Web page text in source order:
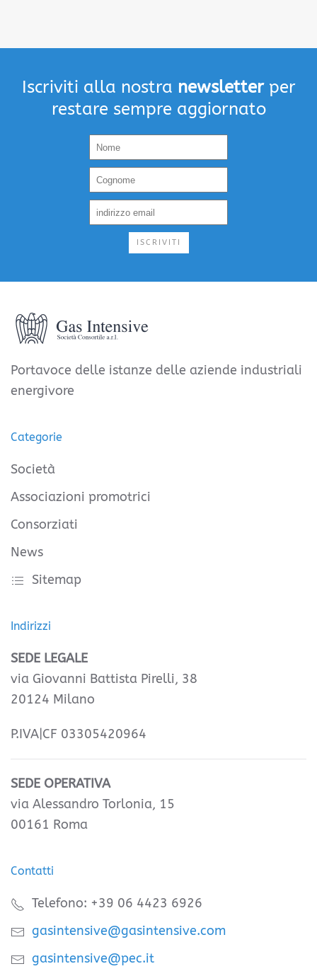
Iscriviti alla nostra newsletterper
restare sempre aggiornato
ISCRIVITI
Portavoce delle istanze delle aziende industriali
energivore
Categorie
Società
Associazioni promotrici
Consorziati
News
Sitemap
Indirizzi
SEDE LEGALE
via Giovanni Battista Pirelli, 38
20124 Milano
P.IVA|CF 03305420964
SEDE OPERATIVA
via Alessandro Torlonia, 15
00161 Roma
Contatti
Telefono: +39 06 4423 6926
gasintensive@gasintensive.com
gasintensive@pec.it